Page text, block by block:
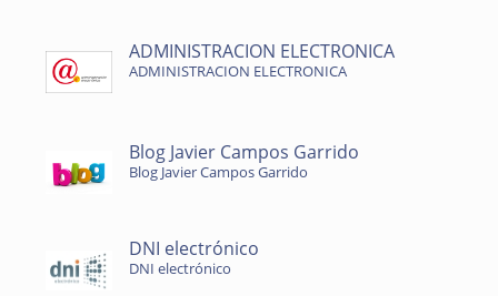
ADMINISTRACION ELECTRONICA
ADMINISTRACION ELECTRONICA
Blog Javier Campos Garrido
Blog Javier Campos Garrido
DNI electrónico
DNI electrónico